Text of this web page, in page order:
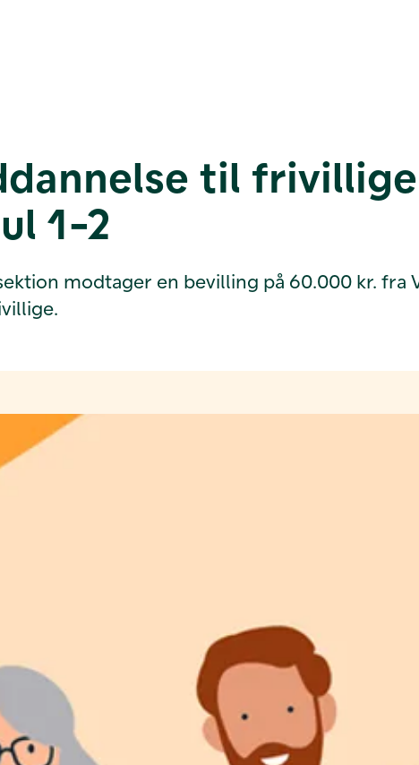
til frivillige
1-2
modtager en bevilling på 60.000 kr.